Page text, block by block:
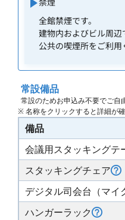
全館禁煙です。
建物内およびビル周辺
公共の喫煙所をご利用
常設備品
常設のためお申込み不要でご自
※ 名称をクリックすると詳細が
備品
会議用スタッキングテ
スタッキングチェア
デジタル司会台（マイ
ハンガーラック